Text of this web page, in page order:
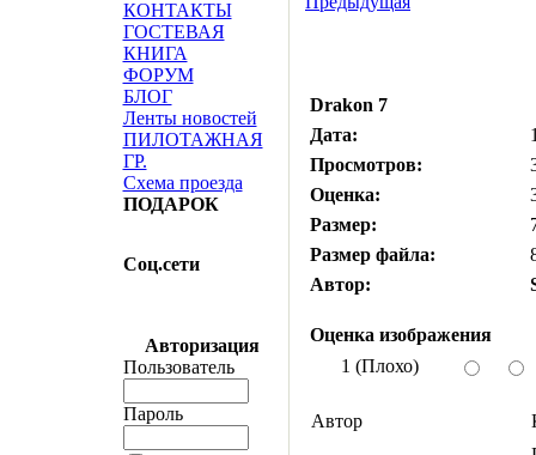
КОНТАКТЫ
ГОСТЕВАЯ
КНИГА
ФОРУМ
БЛОГ
Ленты новостей
ПИЛОТАЖНАЯ
ГР.
Схема проезда
ПОДАРОК
Соц.сети
Авторизация
Пользователь
Пароль
Drakon 7
Дата:
Просмотров:
Оценка:
Размер:
Размер файла:
Автор:
Оценка изображения
1 (Плохо)
Автор